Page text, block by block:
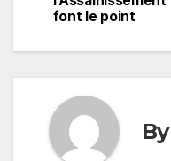
font le point
By